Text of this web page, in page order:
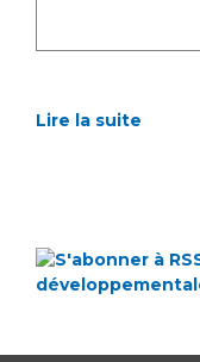
Lire la suite